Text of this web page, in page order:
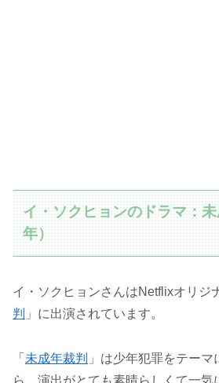
イ・ソクヒョンのドラマ：
年）
イ・ソクヒョンさんはNetflixオリジ
判 」に出演されています。
「 未成年裁判 」は少年犯罪をテー
ら、演出がとても素晴らしくて一気